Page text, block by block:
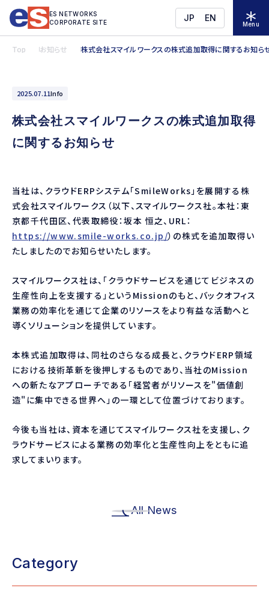
ES NETWORKS
CORPORATE SITE
JP EN
Menu
Top お知らせ 株式会社スマイルワークスの株式追加取得に関するお知ら
2025.07.11Info
株式会社スマイルワークスの株式追加取得
に関するお知らせ
当社は、クラウドERPシステム「SmileWorks」を展開する株
式会社スマイルワークス（以下、スマイルワークス社。本社：東
京都千代田区、代表取締役：坂本 恒之、URL：
https://www.smile-works.co.jp/）の株式を追加取得い
たしましたのでお知らせいたします。
スマイルワークス社は、「クラウドサービスを通じてビジネスの
生産性向上を支援する」というMissionのもと、バックオフィス
業務の効率化を通じて企業のリソースをより有益な活動へと
導くソリューションを提供しています。
本株式追加取得は、同社のさらなる成長と、クラウドERP領域
における技術革新を後押しするものであり、当社のMission
への新たなアプローチである「経営者がリソースを"価値創
造"に集中できる世界へ」の一環として位置づけております。
今後も当社は、資本を通じてスマイルワークス社を支援し、ク
ラウドサービスによる業務の効率化と生産性向上をともに追
求してまいります。
All News
Category